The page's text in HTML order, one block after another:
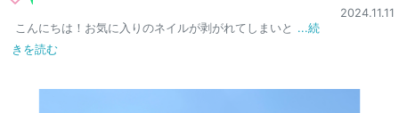
2024.11.11
こんにちは！お気に入りのネイルが剥がれてしまいと ...続
きを読む